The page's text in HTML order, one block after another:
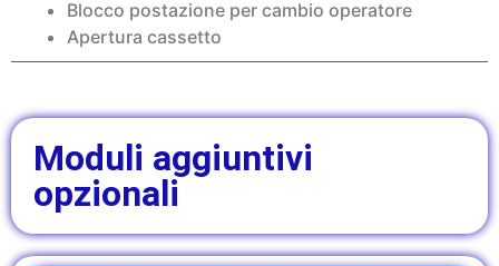
Blocco postazione per cambio operatore
Apertura cassetto
Moduli aggiuntivi
opzionali